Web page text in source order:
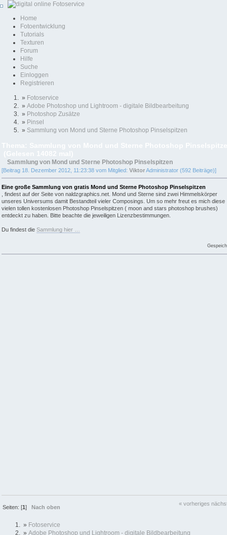
Home
Fotoentwicklung
Tutorials
Texturen
Forum
Hilfe
Suche
Einloggen
Registrieren
» Fotoservice
» Adobe Photoshop und Lightroom - digitale Bildbearbeitung
» Photoshop Zusätze
» Pinsel
» Sammlung von Mond und Sterne Photoshop Pinselspitzen
Sammlung von Mond und Sterne Photoshop Pinselspitzen
[Beitrag 18. Dezember 2012, 11:23:38 vom Mitglied: ViktorAdministrator (592 Beiträge)]
Eine große Sammlung von gratis Mond und Sterne Photoshop Pinselspitzen
, findest auf der Seite von naldzgraphics.net. Mond und Sterne sind zwei Himmelskörper
unseres Universums damit Bestandteil vieler Composings. Um so mehr freut es mich diese
vielen tollen kostenlosen Photoshop Pinselspitzen ( moon and stars photoshop brushes)
entdeckt zu haben. Bitte beachte die jeweiligen Lizenzbestimmungen.
Du findest die Sammlung hier …
Seiten: [1]Nach oben
« vorheriges
» Fotoservice
» Adobe Photoshop und Lightroom - digitale Bildbearbeitung